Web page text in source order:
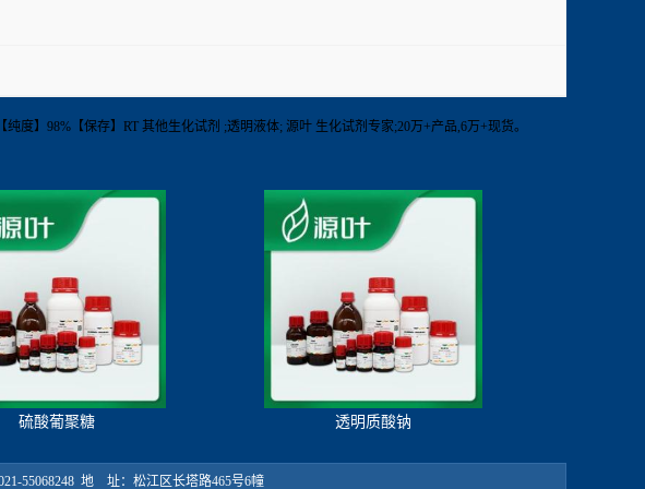
度】98%【保存】RT 其他生化试剂 ;透明液体; 源叶 生化试剂专家;20万+产品,6万+现货。
硫酸葡聚糖 透明质酸钠
55068248 地 址：松江区长塔路465号6幢